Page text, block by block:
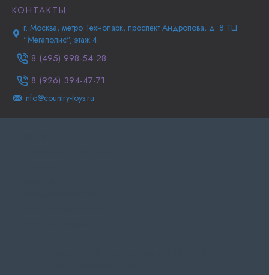
КОНТАКТЫ
г. Москва, метро Технопарк, проспект Андропова, д. 8 ТЦ
"Мегаполис", этаж 4.
8 (495) 998-54-28
8 (926) 394-47-71
nfo@country-toys.ru